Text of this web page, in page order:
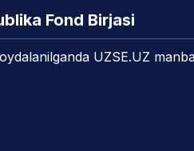
Fond Birjasi
UZSE.UZ